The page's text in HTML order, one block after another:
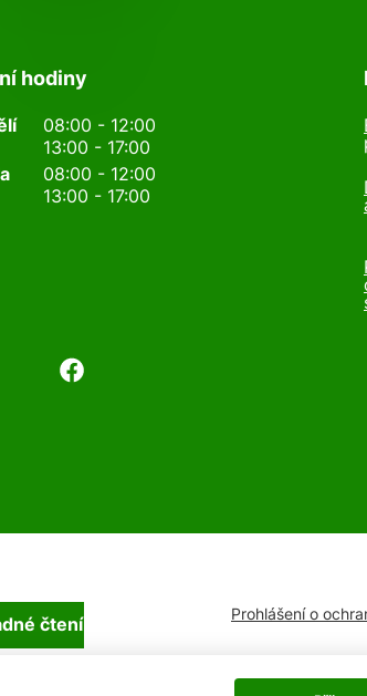
hodiny
08:00 - 12:00
13:00 - 17:00
08:00 - 12:00
13:00 - 17:00
čtení Prohlášení o